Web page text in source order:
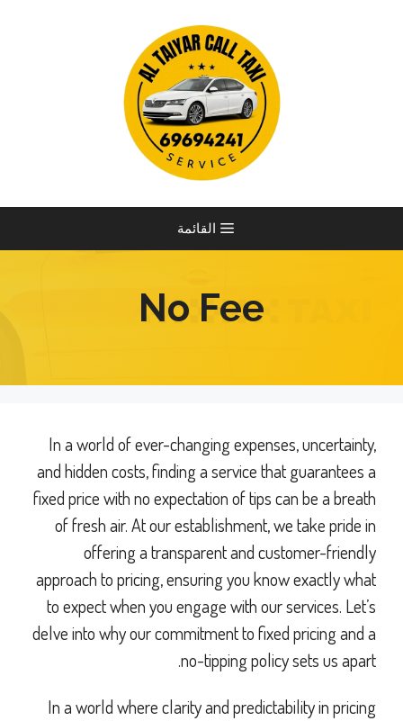
القائمة
No Fee
In a world of ever-changing expenses, uncertainty,
and hidden costs, finding a service that guarantees a
fixed price with no expectation of tips can be a breath
of fresh air. At our establishment, we take pride in
offering a transparent and customer-friendly
approach to pricing, ensuring you know exactly what
to expect when you engage with our services. Let’s
delve into why our commitment to fixed pricing and a
no-tipping policy sets us apart.
In a world where clarity and predictability in pricing